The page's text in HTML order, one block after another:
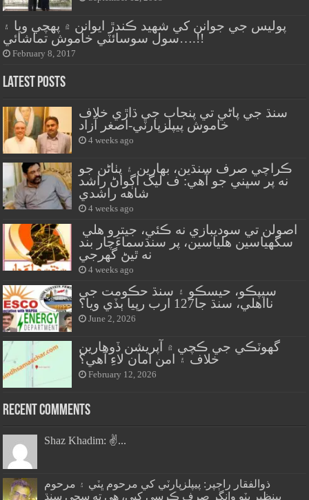
پوليس جي جوانن کي شهيد ڪندڙ ايوانن ۾ پهچي ويا ۽
سول سوسائٽي خاموش تماشائي….!!
February 8, 2017
Latest Posts
سنڌ جي پاڻي تي پنجاب جي ڌاڙي خلاف
خاموش پيپلزپارٽي-اصغر آزاد
4 weeks ago
ڪراچي صرف سنڌين، بهارين ۽ پٺاڻن جو
نه پر سڀني جو آهي: ف ليگ اڳواڻ راشد
شاهه راشدي
4 weeks ago
سگهياسين هلياسين، پر سنڌسماءَچار بند
نه ٿيڻ گهرجي
4 weeks ago
سيپڪو، حيسڪو ۽ سنڌ حڪومت جي
نااهلي، سنڌ جا127 ارب رپيا ٻڏي ويا؟
June 2, 2026
گهوٽڪي جي ڪچي ۾ آپريشن ڏوهارين
خلاف ۽ امن امان لاءِ آهي؟
February 12, 2026
Recent Comments
Shaz Khadim: ✌️...
ذوالفقار راڄپر: پيپلزپارٽي کي مرحوم ڀٽي ۽ مرحوم
بينظير ڀٽو وانگر صرف ڪرسي کپي، هي ته سڄي سنڌ